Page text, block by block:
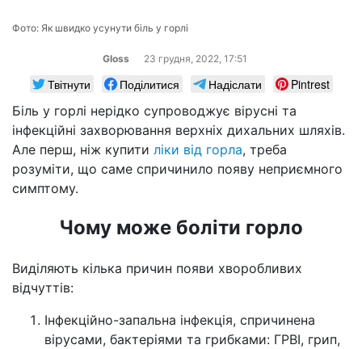
Фото: Як швидко усунути біль у горлі
Gloss 23 грудня, 2022, 17:51
Твітнути Поділитися Надіслати
Pintrest
Біль у горлі нерідко супроводжує вірусні та
інфекційні захворювання верхніх дихальних шляхів.
Але перш, ніж купити ліки від горла, треба
розуміти, що саме спричинило появу неприємного
симптому.
Чому може боліти горло
Виділяють кілька причин появи хворобливих
відчуттів:
Інфекційно-запальна інфекція, спричинена
вірусами, бактеріями та грибками: ГРВІ, грип,